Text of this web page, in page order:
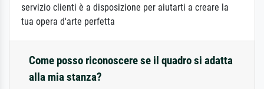
servizio clienti è a disposizione per aiutarti a creare la
tua opera d'arte perfetta
Come posso riconoscere se il quadro si adatta
alla mia stanza?